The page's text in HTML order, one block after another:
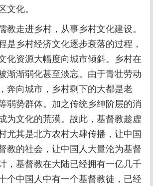
化。
教走进乡村，从事乡村文化建设。
是乡村经济文化逐步衰落的过程，
化资源大幅度向城市倾斜。乡村在
渐渐弱化甚至淡忘。由于青壮劳动
奔向城市，乡村剩下的大都是老
弱势群体。加之传统乡绅阶层的消
为文化的荒漠。故此，基督教趁虚
尤其是北方农村大肆传播，让中国
教的社会，让中国人大量沦为基督
，基督教在大陆已经拥有一亿几千
个中国人中有一个基督教徒，已经